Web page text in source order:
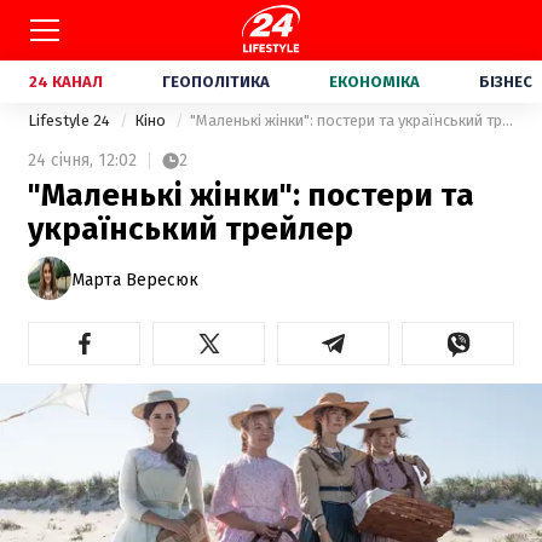
24 КАНАЛ ГЕОПОЛІТИКА ЕКОНОМІКА БІЗНЕС
Lifestyle 24 Кіно "Маленькі жінки": постери та український трейлер
24 січня, 12:02 2
"Маленькі жінки": постери та
український трейлер
Марта Вересюк